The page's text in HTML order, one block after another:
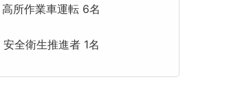
所作業車運転 6名
全衛生推進者 1名